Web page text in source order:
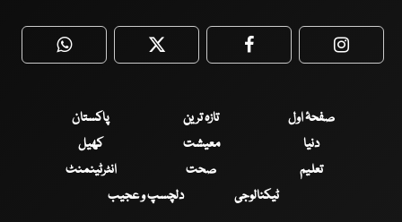
WhatsApp Twitter Facebook
صفحۂ اول تازہ ترین
پاکستان
دنیا
معیشت
کھیل
تعلیم
صحت
انٹرٹینمنٹ
ٹیکنالوجی
دلچسپ و عجیب